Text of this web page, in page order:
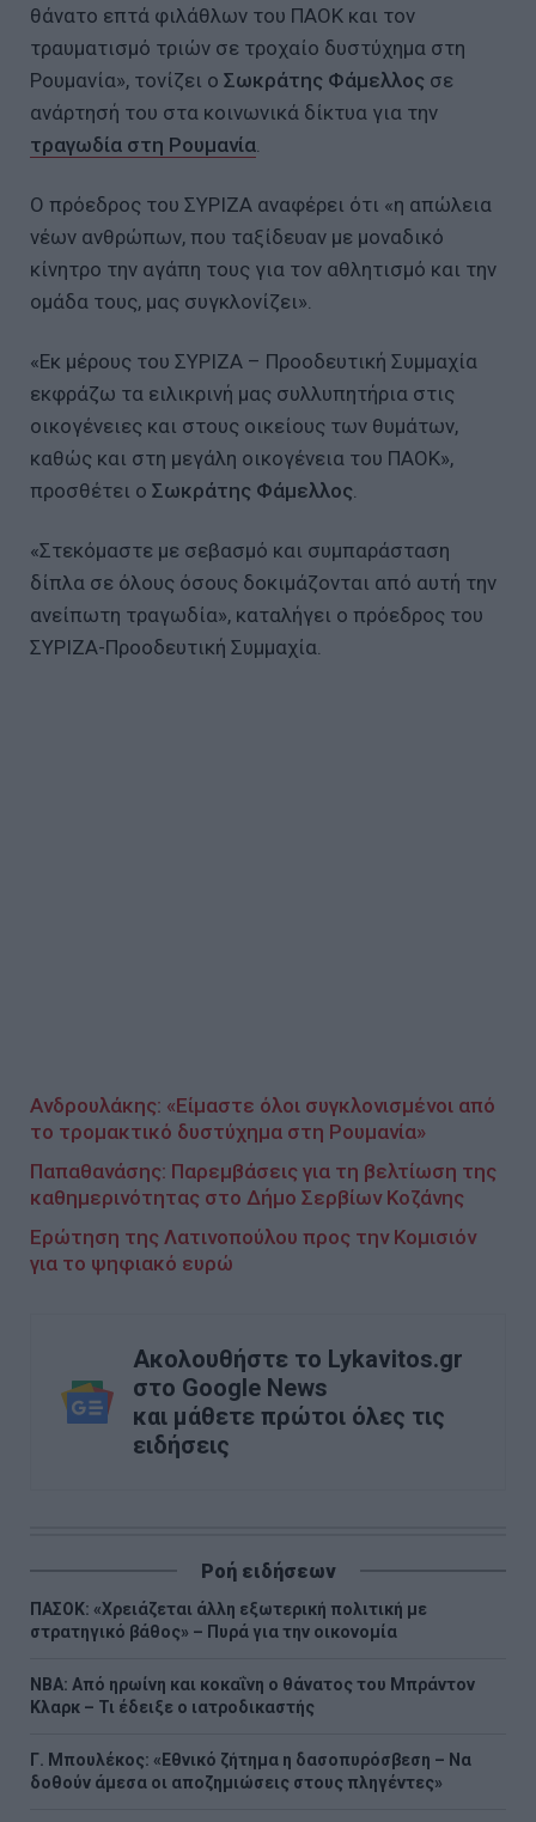
θάνατο επτά φιλάθλων του ΠΑΟΚ και τον
τραυματισμό τριών σε τροχαίο δυστύχημα στη
Ρουμανία», τονίζει ο Σωκράτης Φάμελλος σε
ανάρτησή του στα κοινωνικά δίκτυα για την
τραγωδία στη Ρουμανία
Ο πρόεδρος του ΣΥΡΙΖΑ αναφέρει ότι «η απώλεια
νέων ανθρώπων, που ταξίδευαν με μοναδικό
κίνητρο την αγάπη τους για τον αθλητισμό και την
ομάδα τους, μας συγκλονίζει».
«Εκ μέρους του ΣΥΡΙΖΑ – Προοδευτική Συμμαχία
εκφράζω τα ειλικρινή μας συλλυπητήρια στις
οικογένειες και στους οικείους των θυμάτων,
καθώς και στη μεγάλη οικογένεια του ΠΑΟΚ»,
προσθέτει ο Σωκράτης Φάμελλος
«Στεκόμαστε με σεβασμό και συμπαράσταση
δίπλα σε όλους όσους δοκιμάζονται από αυτή την
ανείπωτη τραγωδία», καταλήγει ο πρόεδρος του
ΣΥΡΙΖΑ-Προοδευτική Συμμαχία.
Ανδρουλάκης: «Είμαστε όλοι συγκλονισμένοι από
το τρομακτικό δυστύχημα στη Ρουμανία»
Παπαθανάσης: Παρεμβάσεις για τη βελτίωση της
καθημερινότητας στο Δήμο Σερβίων Κοζάνης
Ερώτηση της Λατινοπούλου προς την Κομισιόν
για το ψηφιακό ευρώ
Ακολουθήστε το Lykavitos.gr
στο Google News
και μάθετε πρώτοι όλες τις
ειδήσεις
Ροή ειδήσεων
ΠΑΣΟΚ: «Χρειάζεται άλλη εξωτερική πολιτική με
στρατηγικό βάθος» – Πυρά για την οικονομία
NBA: Από ηρωίνη και κοκαΐνη ο θάνατος του Μπράντον
Κλαρκ – Τι έδειξε ο ιατροδικαστής
Γ. Μπουλέκος: «Εθνικό ζήτημα η δασοπυρόσβεση – Να
δοθούν άμεσα οι αποζημιώσεις στους πληγέντες»